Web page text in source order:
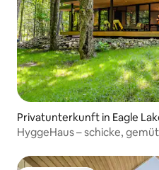
Privatunterkunft in Eagle
HyggeHaus – schicke,